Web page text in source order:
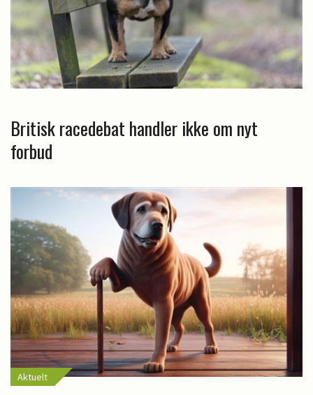
Britisk racedebat handler ikke om nyt
forbud
Aktuelt